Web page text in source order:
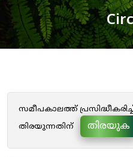
സമീപകാലത്ത്
തിരയുന്നതിന്
തിരയുക